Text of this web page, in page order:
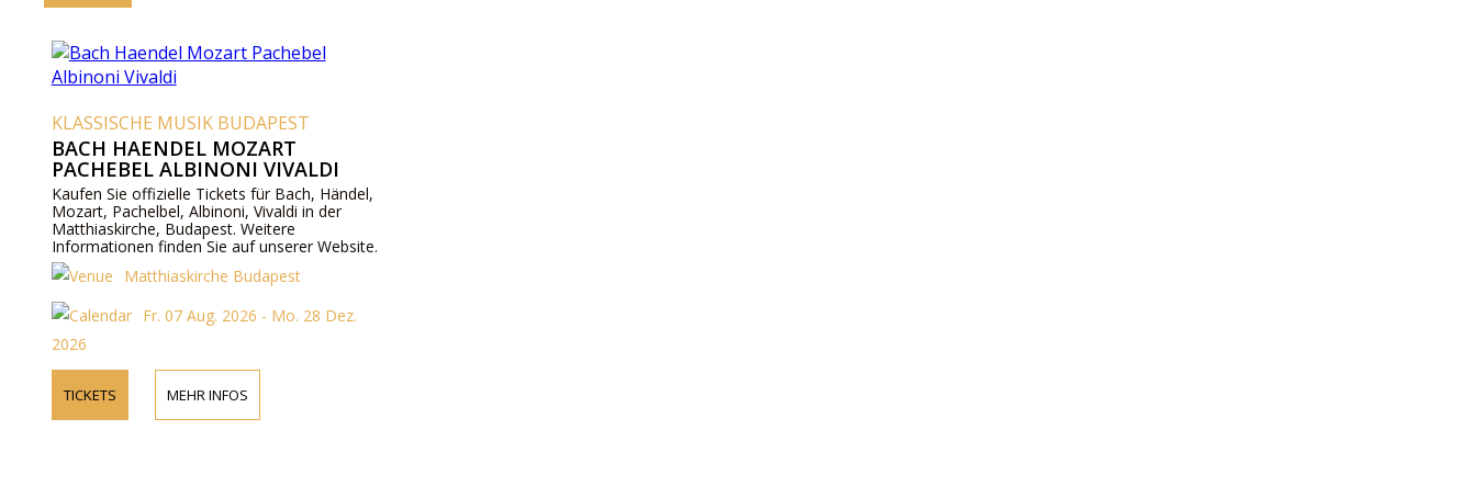
KLASSISCHE MUSIK BUDAPEST
BACH HAENDEL MOZART
PACHEBEL ALBINONI VIVALDI
Kaufen Sie offizielle Tickets für Bach, Händel,
Mozart, Pachelbel, Albinoni, Vivaldi in der
Matthiaskirche, Budapest. Weitere
Informationen finden Sie auf unserer Website.
Matthiaskirche Budapest
Fr. 07 Aug. 2026 - Mo. 28 Dez.
2026
TICKETS MEHR INFOS